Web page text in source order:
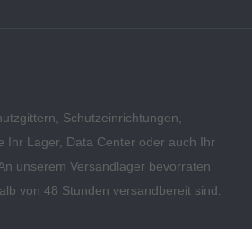
Schutzeinrichtungen,
Ihr Lager, Data Center oder auch Ihr
unserem Versandlager bevorraten
von 48 Stunden versandbereit sind.